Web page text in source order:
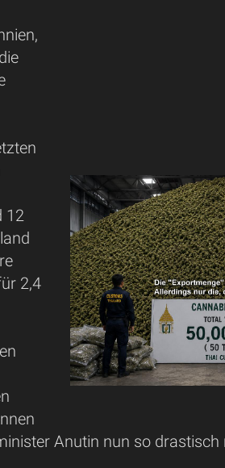
12
2,4
Anutin nun so drastisch